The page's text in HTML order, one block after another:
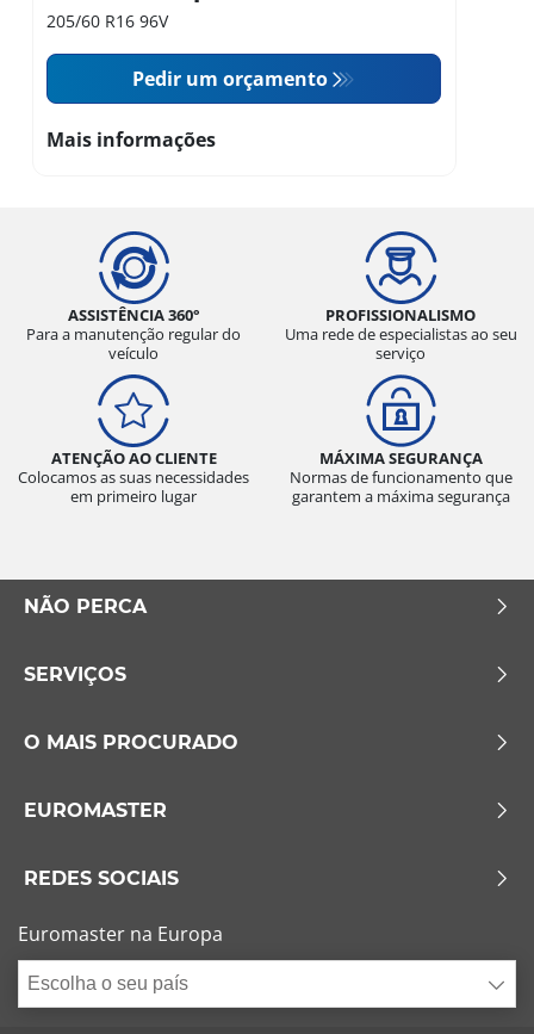
205/60 R16 96V
Pedir um orçamento
Mais informações
ASSISTÊNCIA 360°
Para a manutenção regular do
veículo
PROFISSIONALISMO
Uma rede de especialistas ao seu
serviço
ATENÇÃO AO CLIENTE
Colocamos as suas necessidades
em primeiro lugar
MÁXIMA SEGURANÇA
Normas de funcionamento que
garantem a máxima segurança
NÃO PERCA
SERVIÇOS
O MAIS PROCURADO
EUROMASTER
REDES SOCIAIS
Euromaster na Europa
Escolha o seu país